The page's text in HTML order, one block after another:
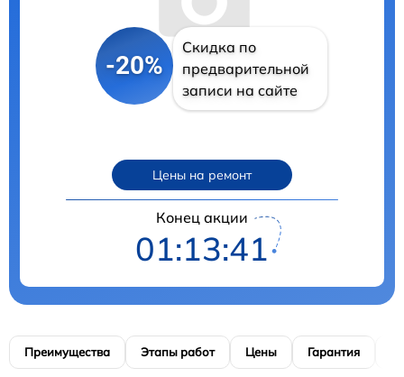
-20%
Скидка по
предварительной
записи на сайте
Цены на ремонт
Конец акции
01:13:41
Преимущества Этапы работ Цены Гарантия